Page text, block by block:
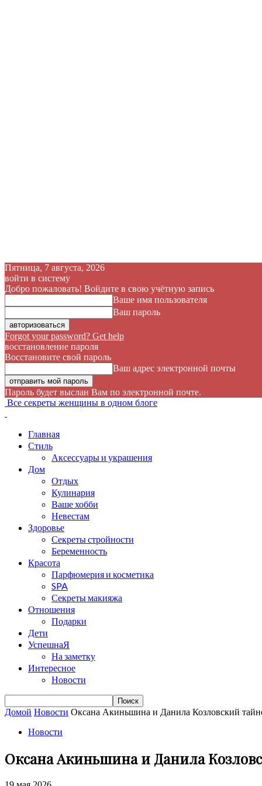
Пятница, 7 августа, 2026
войти в систему
Добро пожаловать! Войдите в свою учётную запись
Ваше имя пользователя
Ваш пароль
Forgot your password? Get help
восстановление пароля
Восстановите свой пароль
Ваш адрес электронной почты
Пароль будет выслан Вам по электронной почте.
Все секреты женщины в одном блоге
Главная
Стиль
Аксессуары и украшения
Дом
Отдых
Кулинария
Ваше хобби
Невестам
Здоровье
Секреты стройности
Беременность
Красота
Парфюмерия и косметика
SPA
Секреты макияжа
Отношения
Подарки
Дети
УспешнаЯ
На заметку
Интересное
Новости
Домой Новости Оксана Акиньшина и Данила Козловский
Новости
Оксана Акиньшина и Данила